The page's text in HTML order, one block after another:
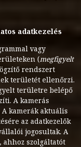
adatkezelés
vagy
(megfigyelt
rendszert
területét ellenőrzi.
területre belépő
A kamerás
kamerák aktuális
az adatkezelők
jogosultak. A
ahhoz szolgáltatót